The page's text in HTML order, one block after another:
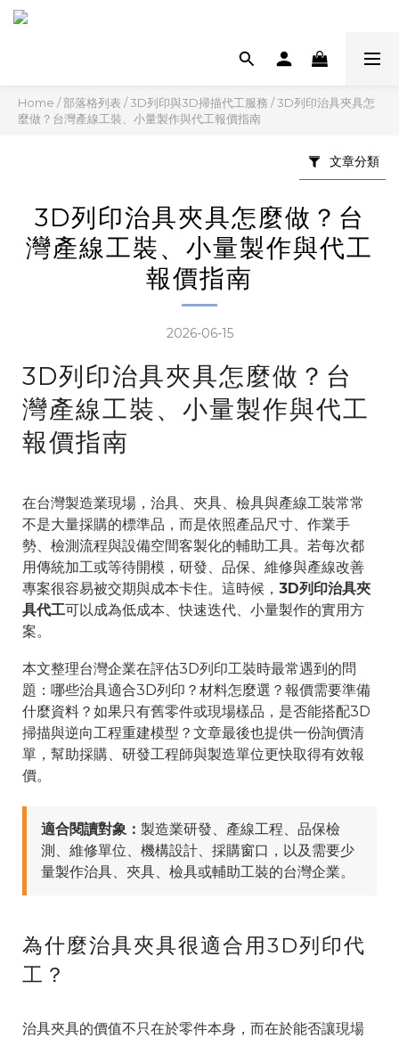
Home /部落格列表 /3D列印與3D掃描代工服務 /3D列印治具夾具怎
麼做？台灣產線工裝、小量製作與代工報價指南
文章分類
3D列印治具夾具怎麼做？台
灣產線工裝、小量製作與代工
報價指南
2026-06-15
3D列印治具夾具怎麼做？台
灣產線工裝、小量製作與代工
報價指南
在台灣製造業現場，治具、夾具、檢具與產線工裝常常
不是大量採購的標準品，而是依照產品尺寸、作業手
勢、檢測流程與設備空間客製化的輔助工具。若每次都
用傳統加工或等待開模，研發、品保、維修與產線改善
專案很容易被交期與成本卡住。這時候， 3D列印治具夾
具代工可以成為低成本、快速迭代、小量製作的實用方
案。
本文整理台灣企業在評估3D列印工裝時最常遇到的問
題：哪些治具適合3D列印？材料怎麼選？報價需要準備
什麼資料？如果只有舊零件或現場樣品，是否能搭配3D
掃描與逆向工程重建模型？文章最後也提供一份詢價清
單，幫助採購、研發工程師與製造單位更快取得有效報
價。
適合閱讀對象： 製造業研發、產線工程、品保檢
測、維修單位、機構設計、採購窗口，以及需要少
量製作治具、夾具、檢具或輔助工裝的台灣企業。
為什麼治具夾具很適合用3D列印代
工？
治具夾具的價值不只在於零件本身，而在於能否讓現場